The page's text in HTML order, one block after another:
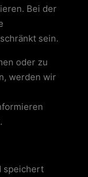
Bei der
sein.
oder zu
werden wir
speichert